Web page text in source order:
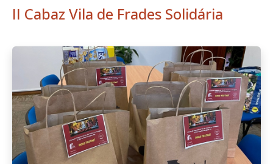
II Cabaz Vila de Frades Solidária